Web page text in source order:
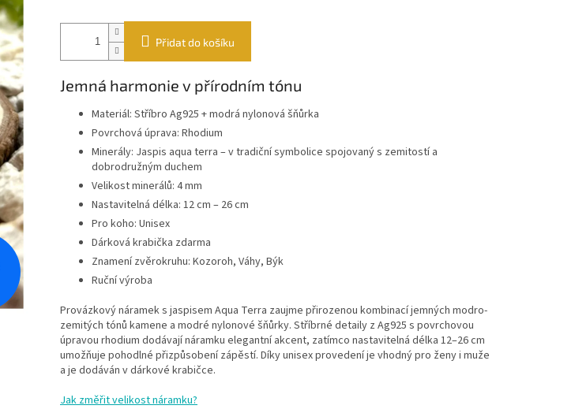
Přidat do košíku
Jemná harmonie v přírodním tónu
Materiál: Stříbro Ag925 + modrá nylonová šňůrka
Povrchová úprava: Rhodium
Minerály: Jaspis aqua terra – v tradiční symbolice spojovaný s zemitostí a
dobrodružným duchem
Velikost minerálů: 4 mm
Nastavitelná délka: 12 cm – 26 cm
Pro koho: Unisex
Dárková krabička zdarma
Znamení zvěrokruhu: Kozoroh, Váhy, Býk
Ruční výroba
Provázkový náramek s jaspisem Aqua Terra zaujme přirozenou kombinací jemných modro-
zemitých tónů kamene a modré nylonové šňůrky. Stříbrné detaily z Ag925 s povrchovou
úpravou rhodium dodávají náramku elegantní akcent, zatímco nastavitelná délka 12–26 cm
umožňuje pohodlné přizpůsobení zápěstí. Díky unisex provedení je vhodný pro ženy i muže
a je dodáván v dárkové krabičce.
Jak změřit velikost náramku?